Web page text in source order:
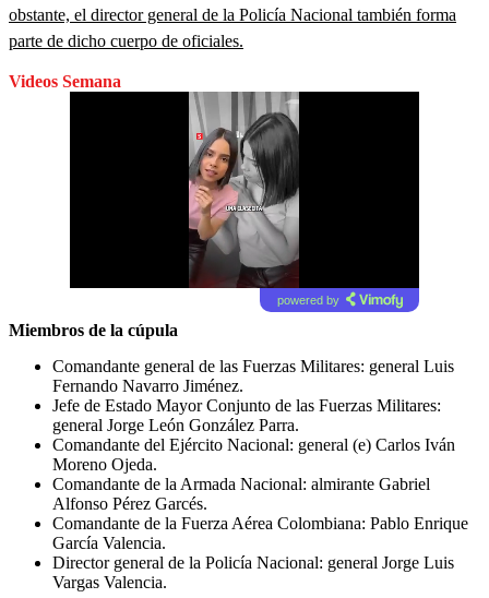
obstante, el director general de la Policía Nacional también forma
parte de dicho cuerpo de oficiales.
Videos Semana
powered by
Miembros de la cúpula
Comandante general de las Fuerzas Militares: general Luis
Fernando Navarro Jiménez.
Jefe de Estado Mayor Conjunto de las Fuerzas Militares:
general Jorge León González Parra.
Comandante del Ejército Nacional: general (e) Carlos Iván
Moreno Ojeda.
Comandante de la Armada Nacional: almirante Gabriel
Alfonso Pérez Garcés.
Comandante de la Fuerza Aérea Colombiana: Pablo Enrique
García Valencia.
Director general de la Policía Nacional: general Jorge Luis
Vargas Valencia.